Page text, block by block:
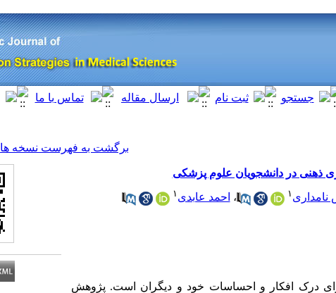
برگشت به فهرست نسخه ها
در دانشجویان علوم پزشکی
۱ ، احمد عابدی ۱
درک افکار و احساسات خود و دیگران است. پژوهش